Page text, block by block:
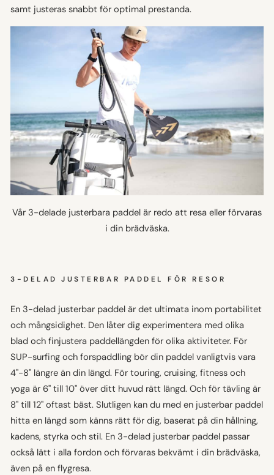
samt justeras snabbt för optimal prestanda.
Vår 3-delade justerbara paddel är redo att resa eller förvaras
i din brädväska.
3-DELAD JUSTERBAR PADDEL FÖR RESOR
En 3-delad justerbar paddel är det ultimata inom portabilitet
och mångsidighet. Den låter dig experimentera med olika
blad och finjustera paddellängden för olika aktiviteter. För
SUP-surfing och forspaddling bör din paddel vanligtvis vara
4"-8" längre än din längd. För touring, cruising, fitness och
yoga är 6" till 10" över ditt huvud rätt längd. Och för tävling är
8" till 12" oftast bäst. Slutligen kan du med en justerbar paddel
hitta en längd som känns rätt för dig, baserat på din hållning,
kadens, styrka och stil. En 3-delad justerbar paddel passar
också lätt i alla fordon och förvaras bekvämt i din brädväska,
även på en flygresa.